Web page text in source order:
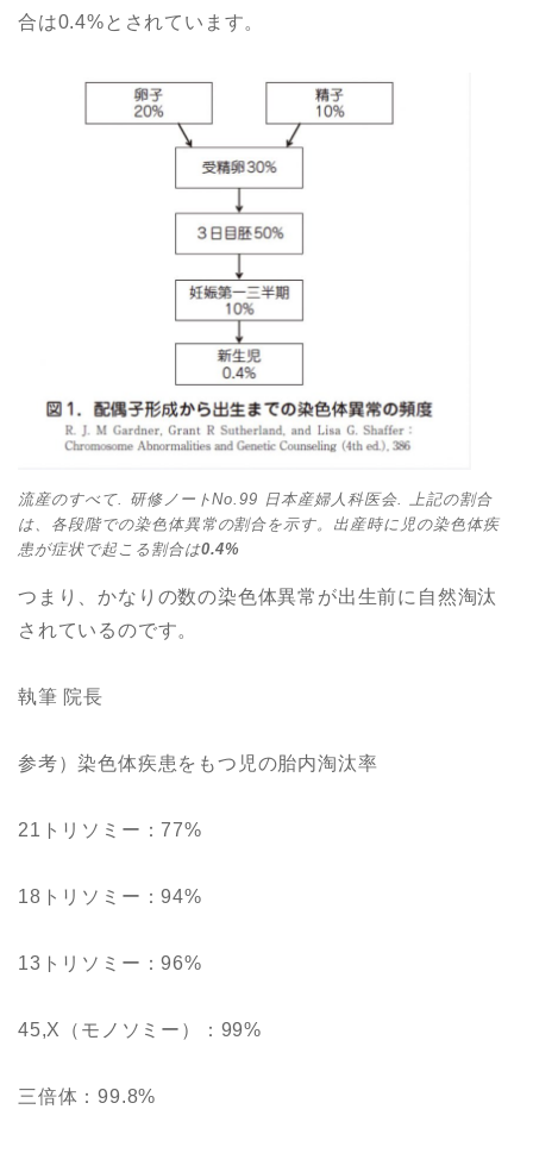
合は0.4%とされています。
流産のすべて. 研修ノートNo.99 日本産婦人科医会. 上記の割合
は、各段階での染色体異常の割合を示す。出産時に児の染色体疾
患が症状で起こる割合は0.4%
つまり、かなりの数の染色体異常が出生前に自然淘汰
されているのです。
執筆 院長
参考）染色体疾患をもつ児の胎内淘汰率
21トリソミー：77%
18トリソミー：94%
13トリソミー：96%
45,X（モノソミー）：99%
三倍体：99.8%